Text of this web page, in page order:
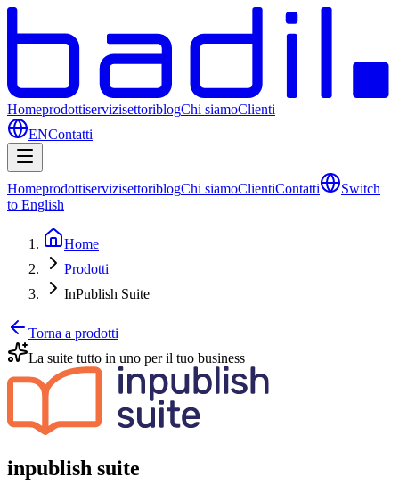
HomeprodottiservizisettoriblogChi siamoClienti
ENContatti
HomeprodottiservizisettoriblogChi siamoClientiContatti
Switch
to English
Home
Prodotti
InPublish Suite
Torna a prodotti
La suite tutto in uno per il tuo business
inpublish suite